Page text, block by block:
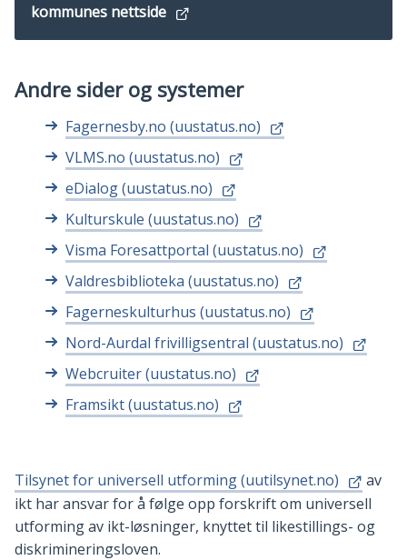
kommunes nettside
Andre sider og systemer
Fagernesby.no (uustatus.no)
VLMS.no (uustatus.no)
eDialog (uustatus.no)
Kulturskule (uustatus.no)
Visma Foresattportal (uustatus.no)
Valdresbiblioteka (uustatus.no)
Fagerneskulturhus (uustatus.no)
Nord-Aurdal frivilligsentral (uustatus.no)
Webcruiter (uustatus.no)
Framsikt (uustatus.no)
Tilsynet for universell utforming (uutilsynet.no)
av
ikt har ansvar for å følge opp forskrift om universell
utforming av ikt-løsninger, knyttet til likestillings- og
diskrimineringsloven.